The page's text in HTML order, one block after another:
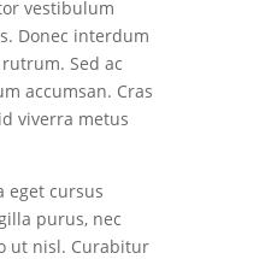
vestibulum
Donec interdum
Sed ac
accumsan. Cras
viverra metus
eget cursus
purus, nec
ut nisl. Curabitur